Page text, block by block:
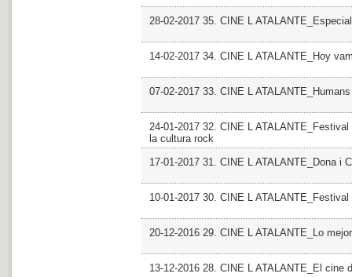
28-02-2017 35. CINE L
14-02-2017 34. CINE L ATALANTE_Hoy
07-02-2017 33. CINE L
24-01-2017 32. CINE L
la cultura rock
17-01-2017 31. CINE L ATALANTE_Dona i
10-01-2017 30. CINE L
20-12-2016 29. CINE L ATALANTE_Lo
13-12-2016 28. CINE L ATALANTE_El cine